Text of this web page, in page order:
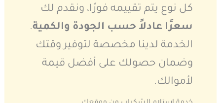
كل نوع يتم تقييمه فورًا، ونقدم لك
سعرًا عادلاً حسب الجودة والكمية.
الخدمة لدينا مخصصة لتوفير وقتك
وضمان حصولك على أفضل قيمة
لأموالك.